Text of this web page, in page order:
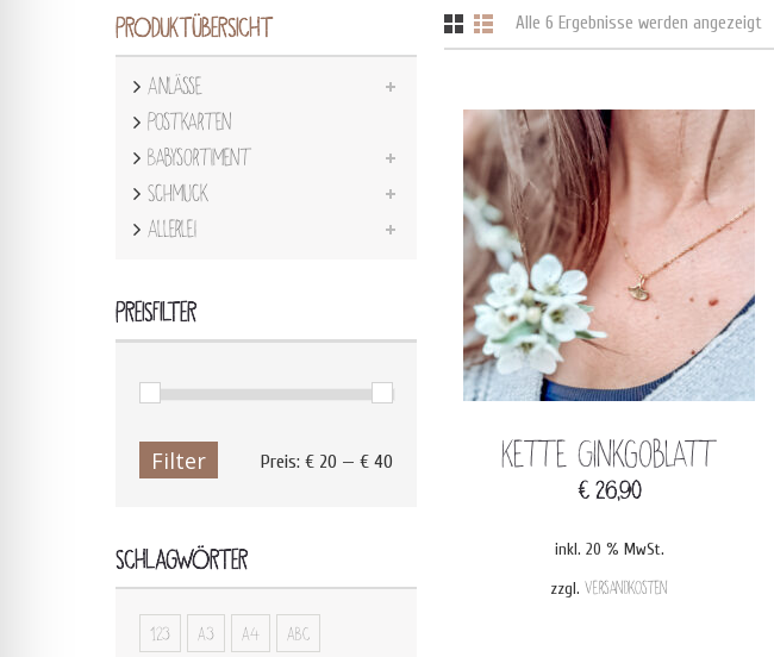
Alle 6 Ergebnisse werden angezeigt
Kette Ginkgoblatt
€ 26,90
inkl. 20 % MwSt.
zzgl.Versandkosten
PRODUKTÜBERSICHT
Anlässe
Postkarten
Babysortiment
Schmuck
Allerlei
PREISFILTER
Filter Preis: € 20 — € 40
SCHLAGWÖRTER
123 A3 A4 ABC